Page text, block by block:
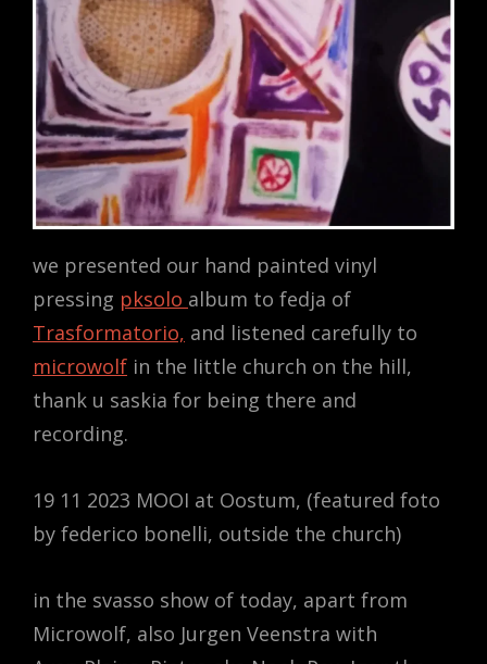
we presented our hand painted vinyl
pressing pksolo album to fedja of
Trasformatorio, and listened carefully to
microwolf in the little church on the hill,
thank u saskia for being there and
recording.
19 11 2023 MOOI at Oostum, (featured foto
by federico bonelli, outside the church)
in the svasso show of today, apart from
Microwolf, also Jurgen Veenstra with